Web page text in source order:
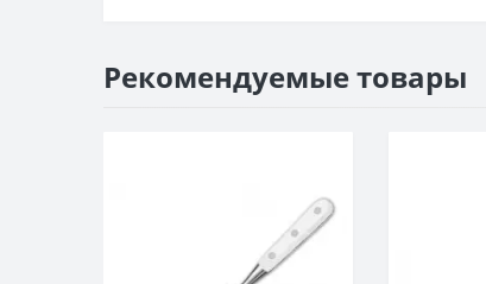
Рекомендуемые товары